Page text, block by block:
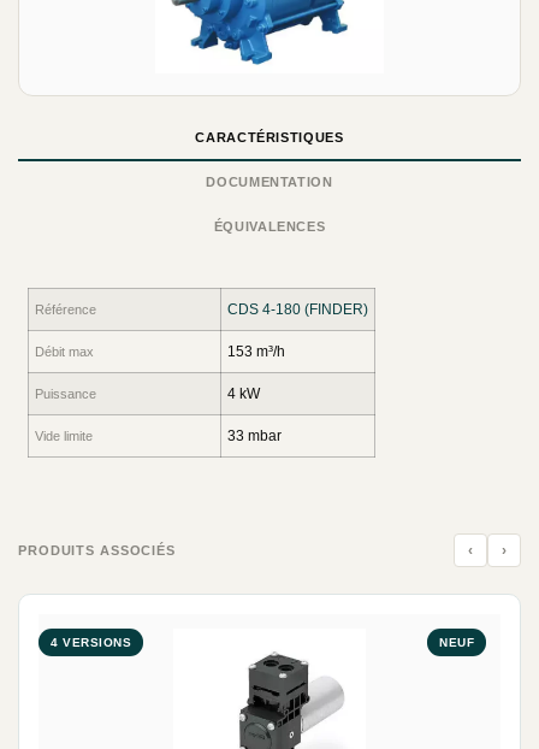
CARACTÉRISTIQUES
DOCUMENTATION
ÉQUIVALENCES
Référence CDS 4-180 (FINDER)
Débit max 153 m³/h
Puissance 4 kW
Vide limite 33 mbar
PRODUITS ASSOCIÉS ‹ ›
NEUF
4 VERSIONS